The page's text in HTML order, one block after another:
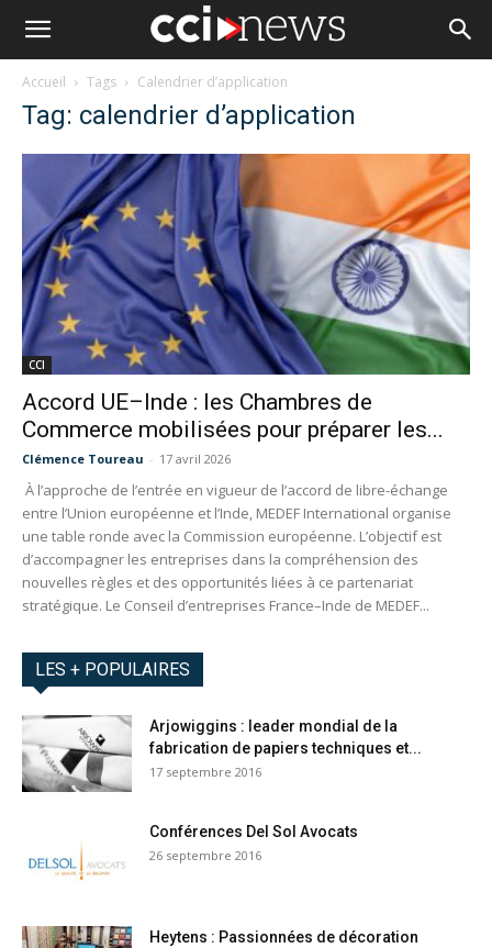
Accueil Tags Calendrier d’application
Tag: calendrier d’application
CCI
Accord UE–Inde : les Chambres de
Commerce mobilisées pour préparer les...
Clémence Toureau - 17 avril 2026
À l’approche de l’entrée en vigueur de l’accord de libre-échange
entre l’Union européenne et l’Inde, MEDEF International organise
une table ronde avec la Commission européenne. L’objectif est
d’accompagner les entreprises dans la compréhension des
nouvelles règles et des opportunités liées à ce partenariat
stratégique. Le Conseil d’entreprises France–Inde de MEDEF...
LES + POPULAIRES
Arjowiggins : leader mondial de la
fabrication de papiers techniques et...
17 septembre 2016
Conférences Del Sol Avocats
26 septembre 2016
Heytens : Passionnées de décoration